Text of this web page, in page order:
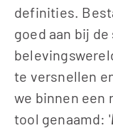
definities.
goed aan bij
te versnellen
we binnen een
tool genaamd: '